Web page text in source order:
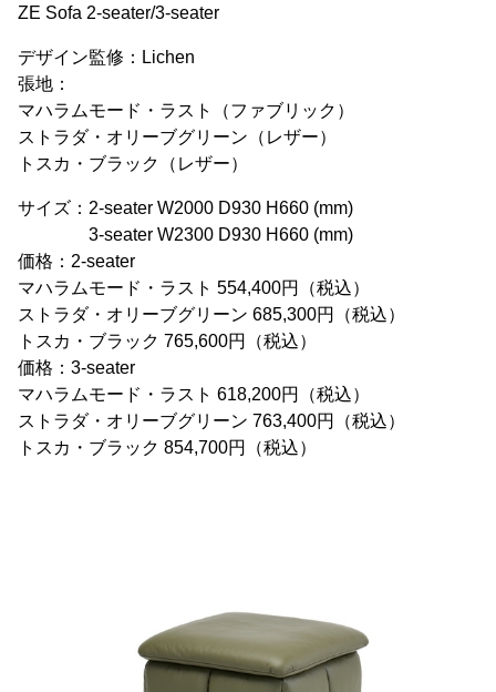
ZE Sofa 2-seater/3-seater
デザイン監修：Lichen
張地：
マハラムモード・ラスト（ファブリック）
ストラダ・オリーブグリーン（レザー）
トスカ・ブラック（レザー）
サイズ：2-seater W2000 D930 H660 (mm)
3-seater W2300 D930 H660 (mm)
価格：2-seater
マハラムモード・ラスト 554,400円（税込）
ストラダ・オリーブグリーン 685,300円（税込）
トスカ・ブラック 765,600円（税込）
価格：3-seater
マハラムモード・ラスト 618,200円（税込）
ストラダ・オリーブグリーン 763,400円（税込）
トスカ・ブラック 854,700円（税込）